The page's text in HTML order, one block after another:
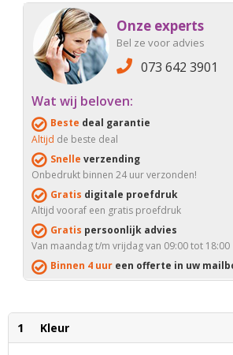
Onze experts
Bel ze voor advies
073 642 3901
Wat wij beloven:
Beste deal garantie
Altijd de beste deal
Snelle verzending
Onbedrukt binnen 24 uur verzonden!
Gratis digitale proefdruk
Altijd vooraf een gratis proefdruk
Gratis persoonlijk advies
Van maandag t/m vrijdag van 09:00 tot 18:00
Binnen 4 uur een offerte in uw
1 Kleur